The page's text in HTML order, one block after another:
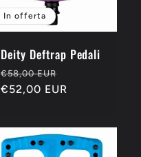
In offerta
Deity Deftrap Pedali
Prezzo
di
€58,00 EUR
scontato
€52,00 EUR